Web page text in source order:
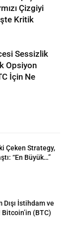
Çizgiyi
Kritik
Sessizlik
Opsiyon
İçin Ne
Çeken Strategy,
“En Büyük…”
Dışı İstihdam ve
(BTC)